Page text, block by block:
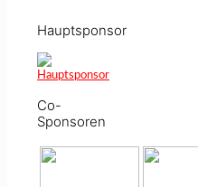
Hauptsponsor
Co-
Sponsoren